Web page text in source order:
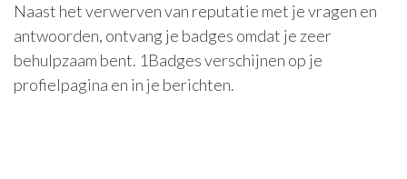
Naast het verwerven van reputatie met je vragen en
antwoorden, ontvang je badges omdat je zeer
behulpzaam bent. 1Badges verschijnen op je
profielpagina en in je berichten.